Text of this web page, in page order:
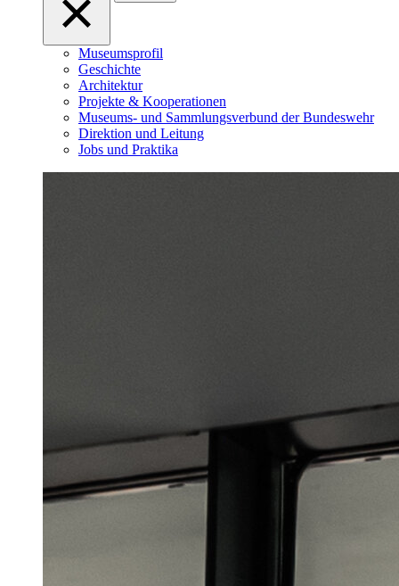
Museumsprofil
Geschichte
Architektur
Projekte & Kooperationen
Museums- und Sammlungsverbund der Bundeswehr
Direktion und Leitung
Jobs und Praktika